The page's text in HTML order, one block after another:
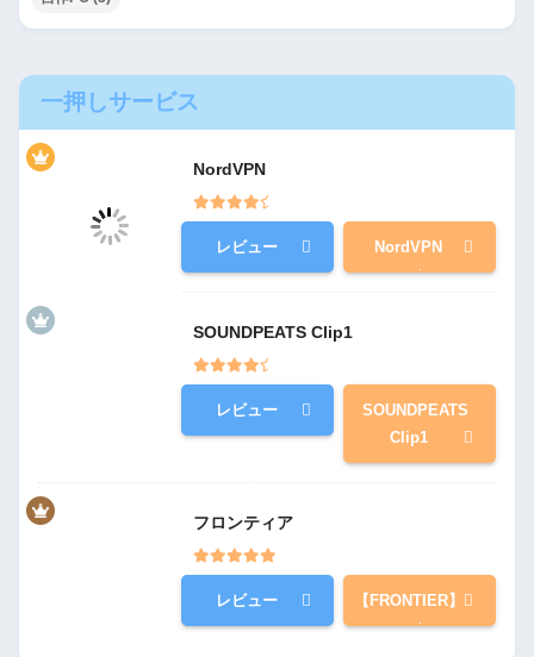
一押しサービス
NordVPN
レビュー NordVPN
SOUNDPEATS Clip1
レビュー
SOUNDPEATS
Clip1
フロンティア
レビュー 【FRONTIER】